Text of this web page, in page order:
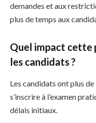
demandes et aux
plus de temps aux
Quel impact cette
les candidats ?
Les candidats ont plus
s’inscrire à l’examen
délais initiaux.